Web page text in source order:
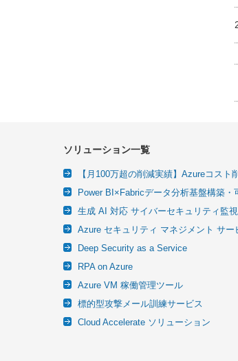
ソリューション一覧
【月100万超の削減実績】Azureコスト
Power BI×Fabricデータ分析基盤構築・
生成 AI 対応 サイバーセキュリティ監
Azure セキュリティ マネジメント サー
Deep Security as a Service
RPA on Azure
Azure VM 稼働管理ツール
標的型攻撃メール訓練サービス
Cloud Accelerate ソリューション